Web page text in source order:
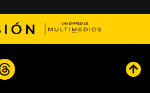
Threads